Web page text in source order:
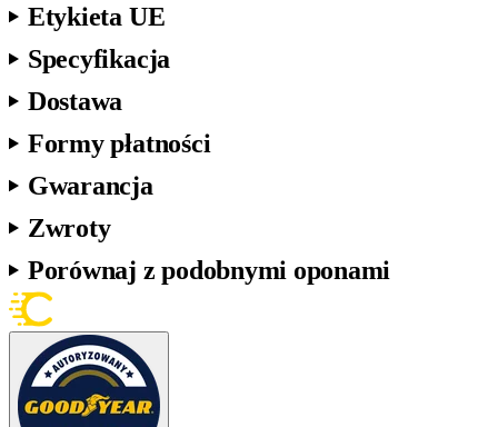
Etykieta UE
Specyfikacja
Dostawa
Formy płatności
Gwarancja
Zwroty
Porównaj z podobnymi oponami